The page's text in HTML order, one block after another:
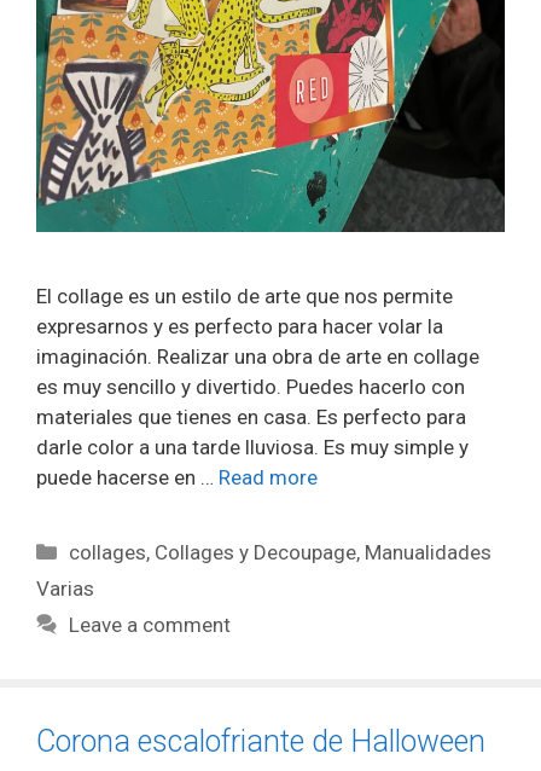
El collage es un estilo de arte que nos permite
expresarnos y es perfecto para hacer volar la
imaginación. Realizar una obra de arte en collage
es muy sencillo y divertido. Puedes hacerlo con
materiales que tienes en casa. Es perfecto para
darle color a una tarde lluviosa. Es muy simple y
puede hacerse en … Read more
collages, Collages y Decoupage, Manualidades
Varias
Leave a comment
Corona escalofriante de Halloween